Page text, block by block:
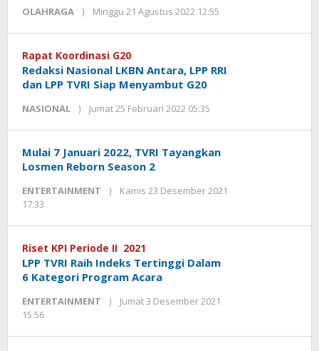
OLAHRAGA Minggu 21 Agustus 2022 12:55
Jackson
Rapat Koordinasi G20
Redaksi Nasional LKBN Antara, LPP RRI
dan LPP TVRI Siap Menyambut G20
NASIONAL Jumat 25 Februari 2022 05:35
Jackson
Mulai 7 Januari 2022, TVRI Tayangkan
Losmen Reborn Season 2
ENTERTAINMENT
Kamis 23 Desember 2021
17:33
Jackson
Riset KPI Periode II 2021
LPP TVRI Raih Indeks Tertinggi Dalam
6 Kategori Program Acara
ENTERTAINMENT
Jumat 3 Desember 2021
15:56
Jackson